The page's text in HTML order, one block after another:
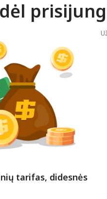
tarifas, didesnės